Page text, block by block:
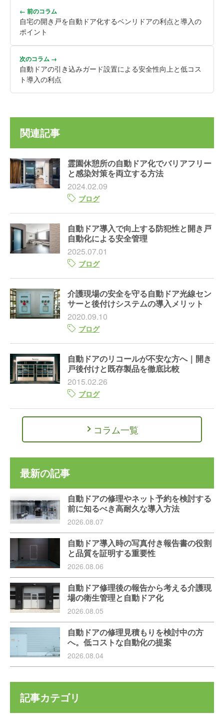
← 前のコラム
自宅の開き戸を自動ドア化するベンリドアの利点と導入の
ポイント
次のコラム →
自動ドアの引き込みガード設置による安全性向上と低コス
ト導入の利点
関連記事
霊園休憩所の自動ドア化でバリアフリー
と感染対策を両立する方法
2024.02.09
ブログ
自動ドア導入で向上する防犯性と開き戸
自動化による安全管理
2025.07.01
ブログ
介護現場の安全を守る自動ドア光線セン
サーと後付けシステムの導入メリット
2020.09.10
ブログ
自動ドアのリコールが不安な方へ｜開き
戸後付けと既存製品を徹底比較
2015.02.26
ブログ
コラム一覧
最新の記事
自動ドアの修理やネット予約を検討する
前に知るべき高耐久な導入方法
2026.08.07
自動ドア導入時の写真付き報告書の役割
と品質を証明する重要性
2026.08.06
自動ドア修理後の報告から考える介護現
場の衛生管理と自動ドア化
2026.08.05
自動ドアの修理見積もりを検討中の方
へ。低コストな自動化の提案
2026.08.04
記事カテゴリ